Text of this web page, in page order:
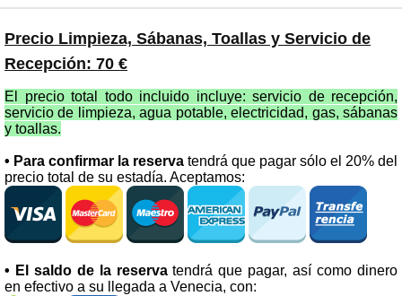
Precio Limpieza, Sábanas, Toallas y Servicio de
Recepción: 70 €
El precio total todo incluido incluye: servicio de recepción,
servicio de limpieza, agua potable, electricidad, gas, sábanas
y toallas.
• Para confirmar la reserva tendrá que pagar sólo el 20% del
precio total de su estadía. Aceptamos:
• El saldo de la reservatendrá que pagar, así como dinero
en efectivo a su llegada a Venecia, con: